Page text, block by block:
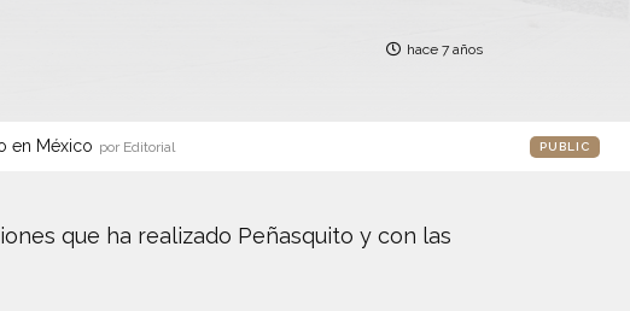
hace 7 años
en México por Editorial PUBLIC
que ha realizado Peñasquito y con las